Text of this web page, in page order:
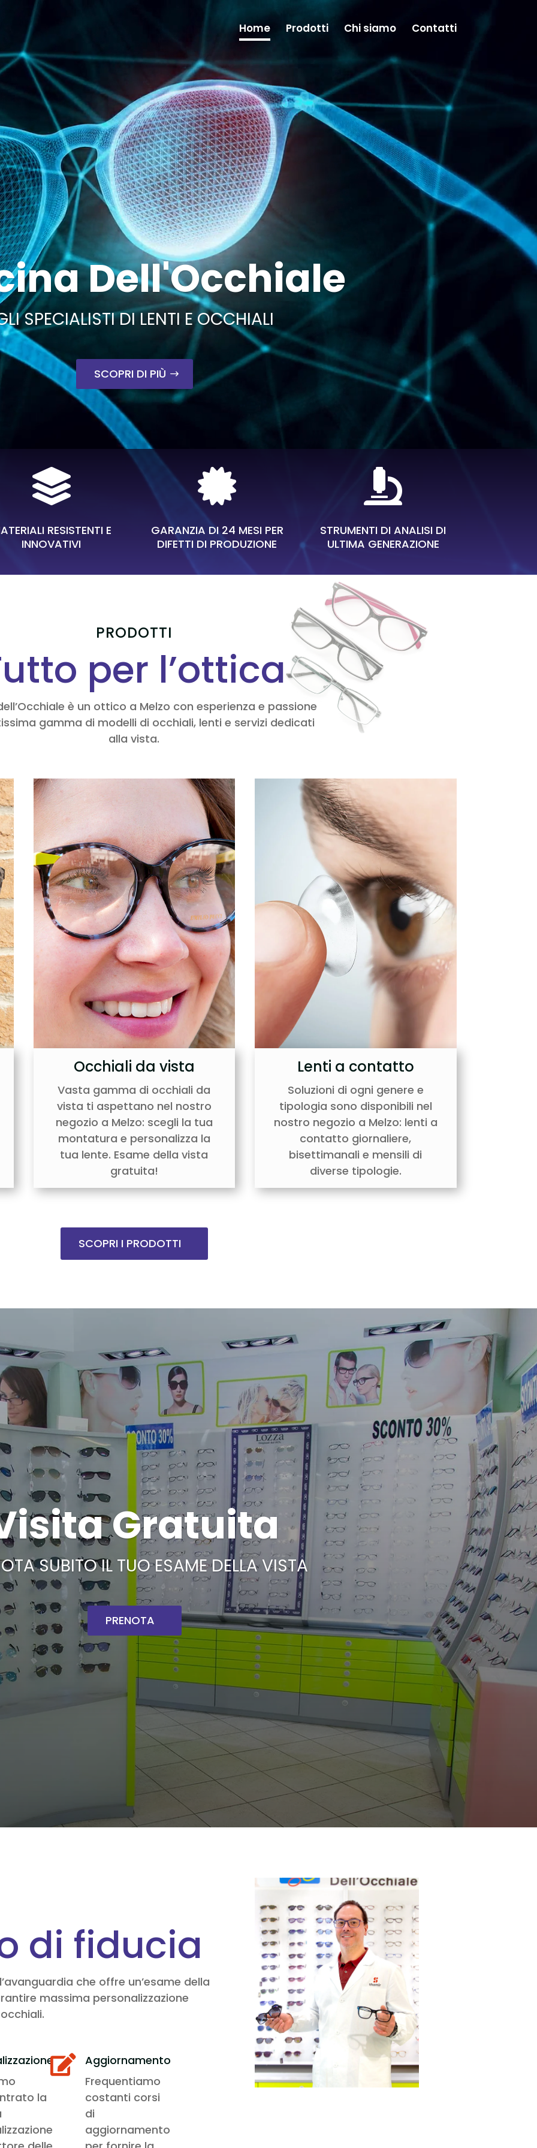
Home Prodotti Chi siamo Contatti
Dell'Occhiale
SPECIALISTI DI LENTI E OCCHIALI
SCOPRI DI PIÙ

RESISTENTI E
INNOVATIVI

GARANZIA DI 24 MESI PER
DIFETTI DI PRODUZIONE

STRUMENTI DI ANALISI DI
ULTIMA GENERAZIONE
PRODOTTI
per l’ottica
è un ottico a Melzo con esperienza e passione
gamma di modelli di occhiali, lenti e servizi dedicati
alla vista.
Occhiali da vista
Vasta gamma di occhiali da
vista ti aspettano nel nostro
negozio a Melzo: scegli la tua
montatura e personalizza la
tua lente. Esame della vista
gratuita!
Lenti a contatto
Soluzioni di ogni genere e
tipologia sono disponibili nel
nostro negozio a Melzo: lenti a
contatto giornaliere,
bisettimanali e mensili di
diverse tipologie.
SCOPRI I PRODOTTI
Gratuita
SUBITO IL TUO ESAME DELLA VISTA
PRENOTA
di fiducia
che offre un’esame della
massima personalizzazione
la

Aggiornamento
Frequentiamo
costanti corsi
di
aggiornamento